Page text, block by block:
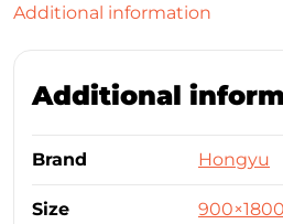
Additional information
Additional
Brand Hongyu
Size 900×1800